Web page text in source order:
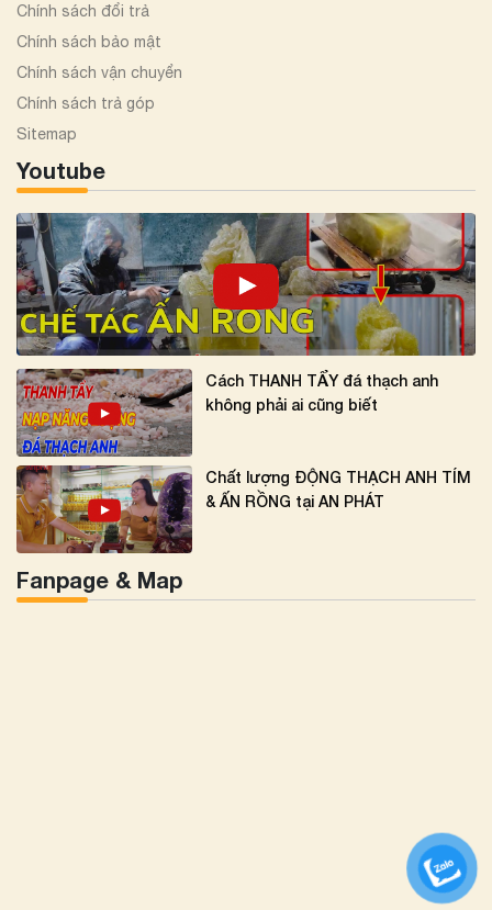
Chính sách đổi trả
Chính sách bảo mật
Chính sách vận chuyển
Chính sách trả góp
Sitemap
Youtube
Cách THANH TẨY đá thạch anh
không phải ai cũng biết
Chất lượng ĐỘNG THẠCH ANH TÍM
& ẤN RỒNG tại AN PHÁT
Fanpage & Map